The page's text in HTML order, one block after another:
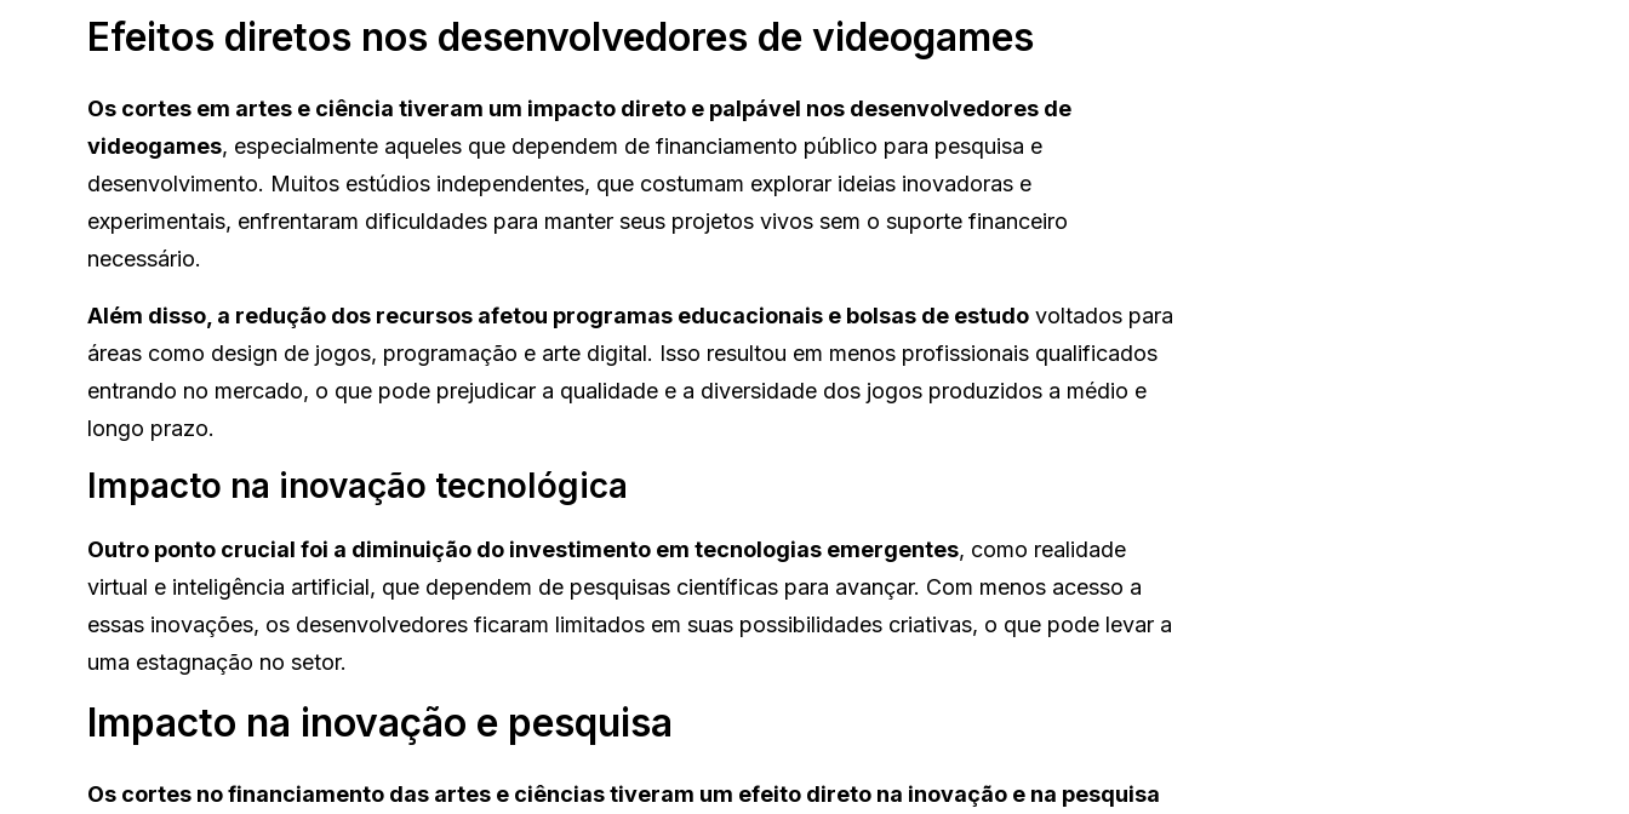
Efeitos diretos nos desenvolvedores de videogames
Os cortes em artes e ciência tiveram um impacto direto e palpável nos desenvolvedores de
videogames, especialmente aqueles que dependem de financiamento público para pesquisa e
desenvolvimento. Muitos estúdios independentes, que costumam explorar ideias inovadoras e
experimentais, enfrentaram dificuldades para manter seus projetos vivos sem o suporte financeiro
necessário.
Além disso, a redução dos recursos afetou programas educacionais e bolsas de estudo voltados para
áreas como design de jogos, programação e arte digital. Isso resultou em menos profissionais qualificados
entrando no mercado, o que pode prejudicar a qualidade e a diversidade dos jogos produzidos a médio e
longo prazo.
Impacto na inovação tecnológica
Outro ponto crucial foi a diminuição do investimento em tecnologias emergentes, como realidade
virtual e inteligência artificial, que dependem de pesquisas científicas para avançar. Com menos acesso a
essas inovações, os desenvolvedores ficaram limitados em suas possibilidades criativas, o que pode levar a
uma estagnação no setor.
Impacto na inovação e pesquisa
Os cortes no financiamento das artes e ciências tiveram um efeito direto na inovação e na pesquisa